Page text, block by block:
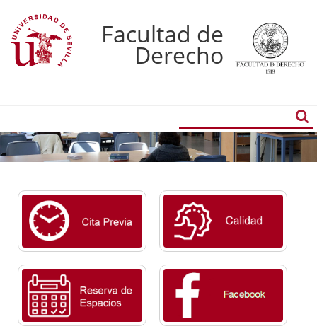
Facultad de
Derecho